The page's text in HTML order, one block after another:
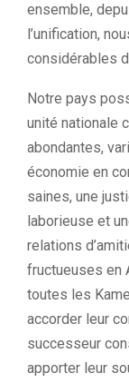
ensemble,
l’unification,
considérables
Notre pays
unité nationale
abondantes,
économie en
saines, une
laborieuse et
relations
fructueuses en
toutes les
accorder leur
successeur
apporter leur